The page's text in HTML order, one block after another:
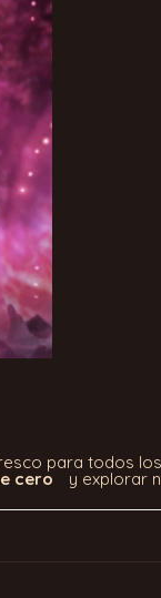
para todos
cero y explorar